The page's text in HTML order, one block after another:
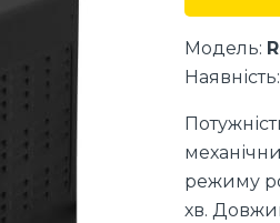
Модель:
Наявність:
режиму
хв.